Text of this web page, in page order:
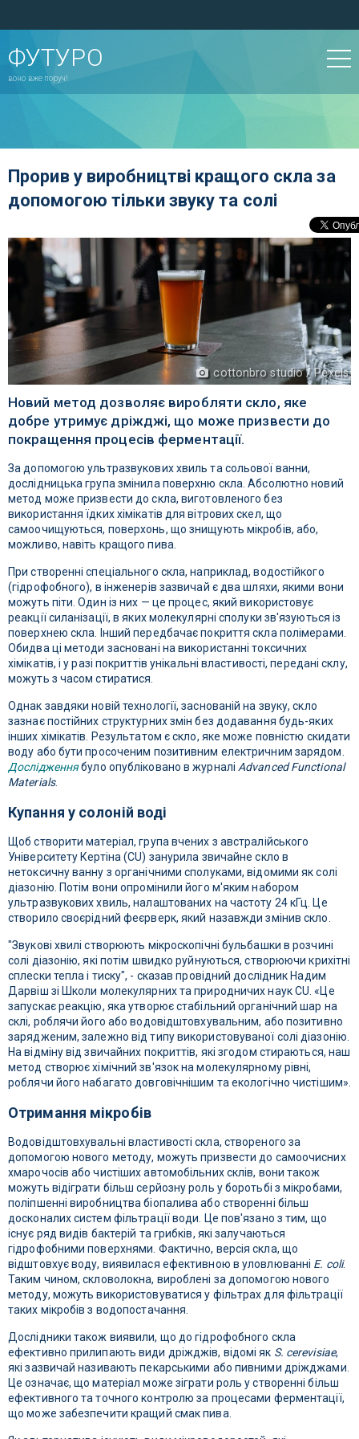
ФУТУРО
воно вже поруч!
Прорив у виробництві кращого скла за
допомогою тільки звуку та солі
cottonbro studio / Pexels
Новий метод дозволяє виробляти скло, яке
добре утримує дріжджі, що може призвести до
покращення процесів ферментації.
За допомогою ультразвукових хвиль та сольової ванни,
дослідницька група змінила поверхню скла. Абсолютно новий
метод може призвести до скла, виготовленого без
використання їдких хімікатів для вітрових скел, що
самоочищуються, поверхонь, що знищують мікробів, або,
можливо, навіть кращого пива.
При створенні спеціального скла, наприклад, водостійкого
(гідрофобного), в інженерів зазвичай є два шляхи, якими вони
можуть піти. Один із них — це процес, який використовує
реакції силанізації, в яких молекулярні сполуки зв'язуються із
поверхнею скла. Інший передбачає покриття скла полімерами.
Обидва ці методи засновані на використанні токсичних
хімікатів, і у разі покриттів унікальні властивості, передані склу,
можуть з часом стиратися.
Однак завдяки новій технології, заснованій на звуку, скло
зазнає постійних структурних змін без додавання будь-яких
інших хімікатів. Результатом є скло, яке може повністю скидати
воду або бути просоченим позитивним електричним зарядом.
Дослідженнябуло опубліковано в журналіAdvanced Functional
Materials.
Купання у солоній воді
Щоб створити матеріал, група вчених з австралійського
Університету Кертіна (CU) занурила звичайне скло в
нетоксичну ванну з органічними сполуками, відомими як солі
діазонію. Потім вони опромінили його м'яким набором
ультразвукових хвиль, налаштованих на частоту 24 кГц. Це
створило своєрідний феєрверк, який назавжди змінив скло.
"Звукові хвилі створюють мікроскопічні бульбашки в розчині
солі діазонію, які потім швидко руйнуються, створюючи крихітні
сплески тепла і тиску", - сказав провідний дослідник Надим
Дарвіш зі Школи молекулярних та природничих наук CU. «Це
запускає реакцію, яка утворює стабільний органічний шар на
склі, роблячи його або водовідштовхувальним, або позитивно
зарядженим, залежно від типу використовуваної солі діазонію.
На відміну від звичайних покриттів, які згодом стираються, наш
метод створює хімічний зв'язок на молекулярному рівні,
роблячи його набагато довговічнішим та екологічно чистішим».
Отримання мікробів
Водовідштовхувальні властивості скла, створеного за
допомогою нового методу, можуть призвести до самоочисних
хмарочосів або чистіших автомобільних склів, вони також
можуть відіграти більш серйозну роль у боротьбі з мікробами,
поліпшенні виробництва біопалива або створенні більш
досконалих систем фільтрації води. Це пов'язано з тим, що
існує ряд видів бактерій та грибків, які залучаються
гідрофобними поверхнями. Фактично, версія скла, що
відштовхує воду, виявилася ефективною в уловлюванні E. coli.
Таким чином, скловолокна, вироблені за допомогою нового
методу, можуть використовуватися у фільтрах для фільтрації
таких мікробів з водопостачання.
Дослідники також виявили, що до гідрофобного скла
ефективно прилипають види дріжджів, відомі як S. cerevisiae,
які зазвичай називають пекарськими або пивними дріжджами.
Це означає, що матеріал може зіграти роль у створенні більш
ефективного та точного контролю за процесами ферментації,
що може забезпечити кращий смак пива.